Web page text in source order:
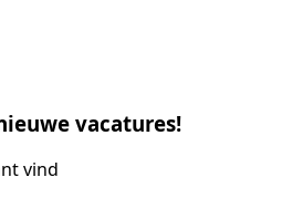
vacatures!
vind